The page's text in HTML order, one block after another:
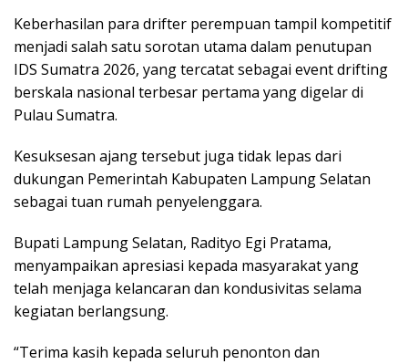
Keberhasilan para drifter perempuan tampil kompetitif
menjadi salah satu sorotan utama dalam penutupan
IDS Sumatra 2026, yang tercatat sebagai event drifting
berskala nasional terbesar pertama yang digelar di
Pulau Sumatra.
Kesuksesan ajang tersebut juga tidak lepas dari
dukungan Pemerintah Kabupaten Lampung Selatan
sebagai tuan rumah penyelenggara.
Bupati Lampung Selatan, Radityo Egi Pratama,
menyampaikan apresiasi kepada masyarakat yang
telah menjaga kelancaran dan kondusivitas selama
kegiatan berlangsung.
“Terima kasih kepada seluruh penonton dan